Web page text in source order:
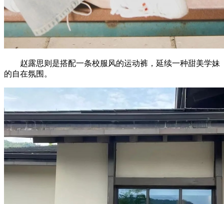
赵露思则是搭配一条校服风的运动裤，延续一种甜美学妹
的自在氛围。